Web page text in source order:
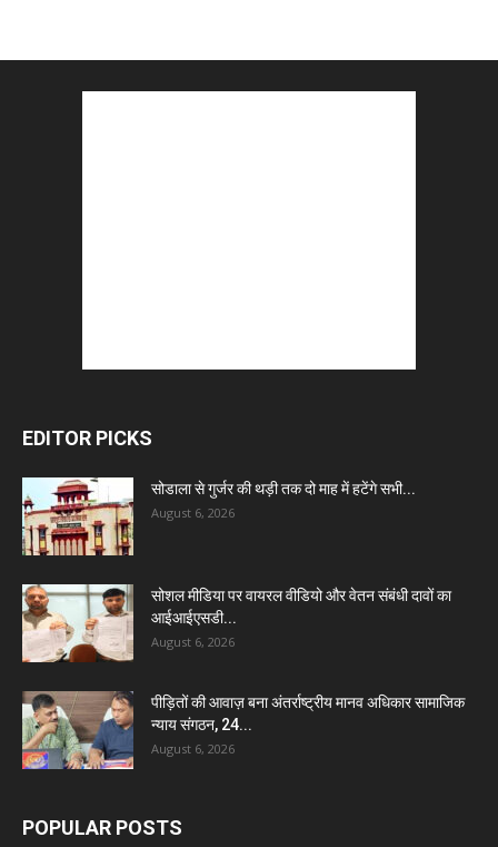
EDITOR PICKS
सोडाला से गुर्जर की थड़ी तक दो माह में हटेंगे सभी...
August 6, 2026
सोशल मीडिया पर वायरल वीडियो और वेतन संबंधी दावों का
आईआईएसडी...
August 6, 2026
पीड़ितों की आवाज़ बना अंतर्राष्ट्रीय मानव अधिकार सामाजिक
न्याय संगठन, 24...
August 6, 2026
POPULAR POSTS